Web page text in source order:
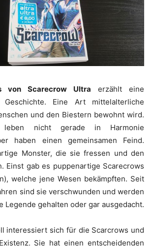
von Scarecrow Ultra erzählt eine
Geschichte. Eine Art mittelalterliche
und den Biestern bewohnt wird.
leben nicht gerade in Harmonie
haben einen gemeinsamen Feind.
Monster, die sie fressen und den
Einst gab es puppenartige Scarecrows
welche jene Wesen bekämpften. Seit
sind sie verschwunden und werden
Legende gehalten oder gar ausgedacht.
interessiert sich für die Scarcrows und
Sie hat einen entscheidenden